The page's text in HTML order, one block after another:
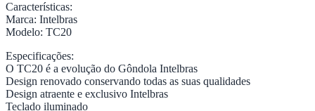
Características:
Marca: Intelbras
Modelo: TC20
Especificações:
O TC20 é a evolução do Gôndola Intelbras
Design renovado conservando todas as suas qualidades
Design atraente e exclusivo Intelbras
Teclado iluminado